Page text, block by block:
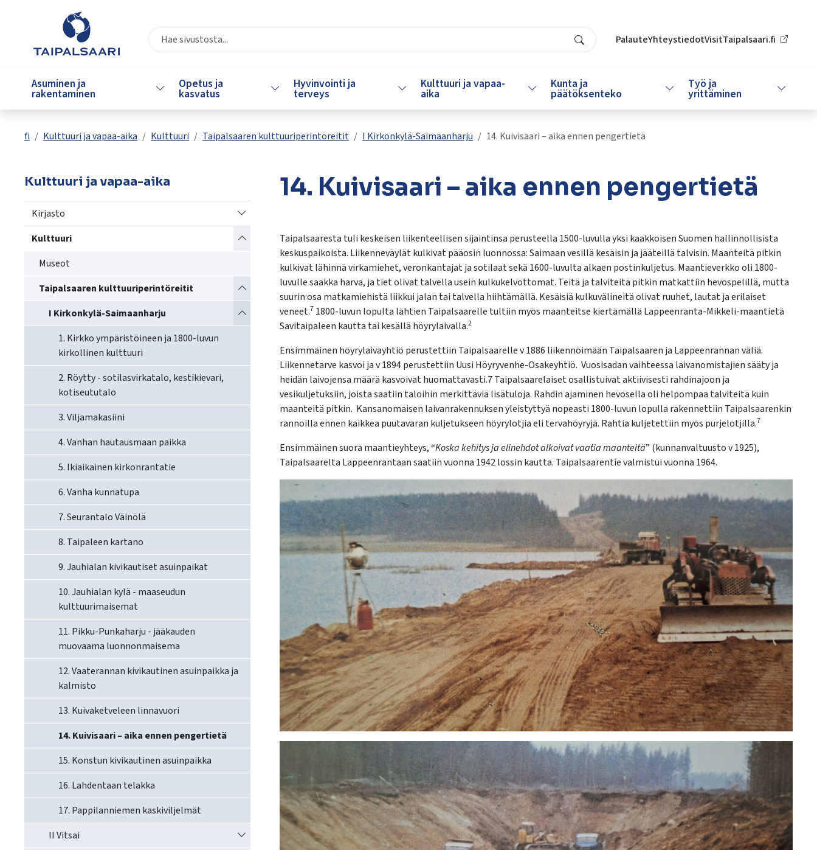
Siirry pääsisältöön
PalauteYhteystiedotVisitTaipalsaari.fi
Search
oleva
ja
valittuun
painamalla
kosketus-
pyyhkäisyliikkeitä.
Asuminen ja
rakentaminen Vaihda alasvetovalikkoa
Opetus ja
kasvatus Vaihda alasvetovalikkoa
Hyvinvointi ja
terveys Vaihda alasvetovalikkoa
Kulttuuri ja vapaa-
aika Vaihda alasvetovalikkoa
Kunta ja
päätöksenteko Vaihda alasvetovalikkoa
Työ ja
yrittäminen Vaihda
fi Kulttuuri ja vapaa-aika Kulttuuri Taipalsaaren kulttuuriperintöreitit I Kirkonkylä-Saimaanharju 14. Kuivisaari – aika ennen pengertietä
Kulttuuri ja vapaa-aika
Kirjasto
Vaihda alasvetovalikkoa
Kulttuuri
Vaihda alasvetovalikkoa
Museot
Taipalsaaren kulttuuriperintöreitit
Vaihda alasvetovalikkoa
I Kirkonkylä-Saimaanharju
Vaihda alasvetovalikkoa
1. Kirkko ympäristöineen ja 1800-luvun
kirkollinen kulttuuri
2. Röytty - sotilasvirkatalo, kestikievari,
kotiseututalo
3. Viljamakasiini
4. Vanhan hautausmaan paikka
5. Ikiaikainen kirkonrantatie
6. Vanha kunnatupa
7. Seurantalo Väinölä
8. Taipaleen kartano
9. Jauhialan kivikautiset asuinpaikat
10. Jauhialan kylä - maaseudun
kulttuurimaisemat
11. Pikku-Punkaharju - jääkauden
muovaama luonnonmaisema
12. Vaaterannan kivikautinen asuinpaikka ja
kalmisto
13. Kuivaketveleen linnavuori
14. Kuivisaari – aika ennen pengertietä
15. Konstun kivikautinen asuinpaikka
16. Lahdentaan telakka
17. Pappilanniemen kaskiviljelmät
II Vitsai
Vaihda alasvetovalikkoa
14. Kuivisaari – aika ennen pengertietä
Taipalsaaresta tuli keskeisen liikenteellisen sijaintinsa perusteella 1500-luvulla yksi kaakkoisen Suomen hallinnollisista
keskuspaikoista. Liikenneväylät kulkivat pääosin luonnossa: Saimaan vesillä kesäisin ja jääteillä talvisin. Maanteitä pitkin
kulkivat lähinnä virkamiehet, veronkantajat ja sotilaat sekä 1600-luvulta alkaen postinkuljetus. Maantieverkko oli 1800-
luvulle saakka harva, ja tiet olivat talvella usein kulkukelvottomat. Teitä ja talviteitä pitkin matkattiin hevospelillä, mutta
suurin osa matkamiehistä liikkui jalan tai talvella hiihtämällä. Kesäisiä kulkuvälineitä olivat ruuhet, lautat ja erilaiset
veneet.7 1800-luvun lopulta lähtien Taipalsaarelle tultiin myös maanteitse kiertämällä Lappeenranta-Mikkeli-maantietä
Savitaipaleen kautta tai kesällä höyrylaivalla.2
Ensimmäinen höyrylaivayhtiö perustettiin Taipalsaarelle v 1886 liikennöimään Taipalsaaren ja Lappeenrannan väliä.
Liikennetarve kasvoi ja v 1894 perustettiin Uusi Höyryvenhe-Osakeyhtiö. Vuosisadan vaihteessa laivanomistajien sääty ja
heidän laivojensa määrä kasvoivat huomattavasti.7 Taipalsaarelaiset osallistuivat aktiivisesti rahdinajoon ja
vesikuljetuksiin, joista saatiin taloihin merkittäviä lisätuloja. Rahdin ajaminen hevosella oli helpompaa talviteitä kuin
maanteitä pitkin. Kansanomaisen laivanrakennuksen yleistyttyä nopeasti 1800-luvun lopulla rakennettiin Taipalsaarenkin
rannoilla ennen kaikkea puutavaran kuljetukseen höyrylotjia eli tervahöyryjä. Rahtia kuljetettiin myös purjelotjilla.7
Ensimmäinen suora maantieyhteys, “Koska kehitys ja elinehdot alkoivat vaatia maanteitä” (kunnanvaltuusto v 1925),
Taipalsaarelta Lappeenrantaan saatiin vuonna 1942 lossin kautta. Taipalsaarentie valmistui vuonna 1964.